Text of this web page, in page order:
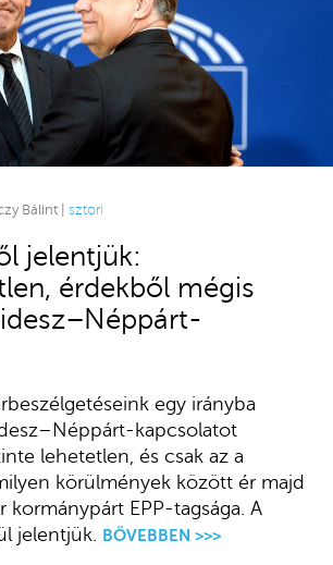
Bálint | sztori
jelentjük:
érdekből mégis
egy irányba
kapcsolatot
lehetetlen, és csak az a
körülmények között ér majd
kormánypárt EPP-tagsága. A
jelentjük. BŐVEBBEN >>>